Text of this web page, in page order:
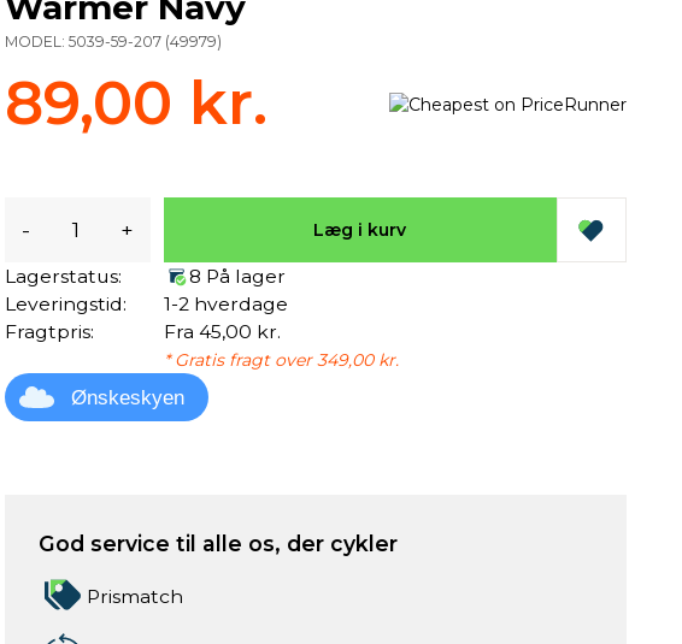
MODEL:5039-59-207 (49979)
89,00 kr.
- + Læg i kurv
Lagerstatus:
8 På lager
Leveringstid:
1-2 hverdage
Fragtpris:
Fra 45,00 kr.
* Gratis fragt over 349,00 kr.
Ønskeskyen
God service til alle os, der cykler
Prismatch